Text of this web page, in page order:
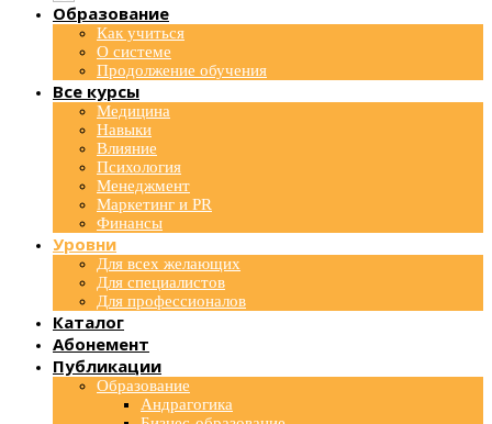
Образование
Как учиться
О системе
Продолжение обучения
Все курсы
Медицина
Навыки
Влияние
Психология
Менеджмент
Маркетинг и PR
Финансы
Уровни
Для всех желающих
Для специалистов
Для профессионалов
Каталог
Абонемент
Публикации
Образование
Андрагогика